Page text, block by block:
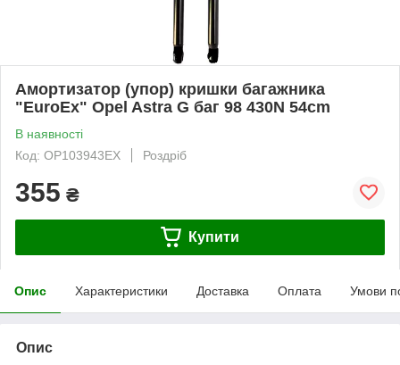
Амортизатор (упор) кришки багажника
"EuroEx" Opel Astra G баг 98 430N 54cm
В наявності
Код: OP103943EX
Роздріб
355 ₴
Купити
Опис Характеристики Доставка Оплата Умови
Опис